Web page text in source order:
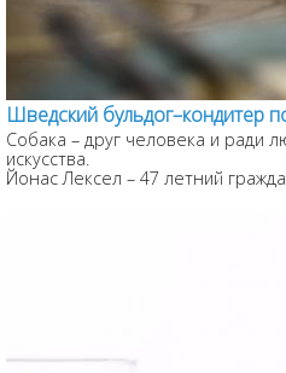
Шведский бульдог–кондитер
Собака – друг человека и ради
искусства.
Йонас Лексел – 47 летний